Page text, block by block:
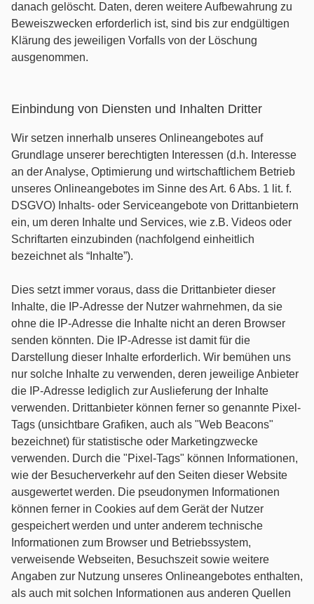
danach gelöscht. Daten, deren weitere Aufbewahrung zu
Beweiszwecken erforderlich ist, sind bis zur endgültigen
Klärung des jeweiligen Vorfalls von der Löschung
ausgenommen.
Einbindung von Diensten und Inhalten Dritter
Wir setzen innerhalb unseres Onlineangebotes auf
Grundlage unserer berechtigten Interessen (d.h. Interesse
an der Analyse, Optimierung und wirtschaftlichem Betrieb
unseres Onlineangebotes im Sinne des Art. 6 Abs. 1 lit. f.
DSGVO) Inhalts- oder Serviceangebote von Drittanbietern
ein, um deren Inhalte und Services, wie z.B. Videos oder
Schriftarten einzubinden (nachfolgend einheitlich
bezeichnet als “Inhalte”).
Dies setzt immer voraus, dass die Drittanbieter dieser
Inhalte, die IP-Adresse der Nutzer wahrnehmen, da sie
ohne die IP-Adresse die Inhalte nicht an deren Browser
senden könnten. Die IP-Adresse ist damit für die
Darstellung dieser Inhalte erforderlich. Wir bemühen uns
nur solche Inhalte zu verwenden, deren jeweilige Anbieter
die IP-Adresse lediglich zur Auslieferung der Inhalte
verwenden. Drittanbieter können ferner so genannte Pixel-
Tags (unsichtbare Grafiken, auch als "Web Beacons"
bezeichnet) für statistische oder Marketingzwecke
verwenden. Durch die "Pixel-Tags" können Informationen,
wie der Besucherverkehr auf den Seiten dieser Website
ausgewertet werden. Die pseudonymen Informationen
können ferner in Cookies auf dem Gerät der Nutzer
gespeichert werden und unter anderem technische
Informationen zum Browser und Betriebssystem,
verweisende Webseiten, Besuchszeit sowie weitere
Angaben zur Nutzung unseres Onlineangebotes enthalten,
als auch mit solchen Informationen aus anderen Quellen